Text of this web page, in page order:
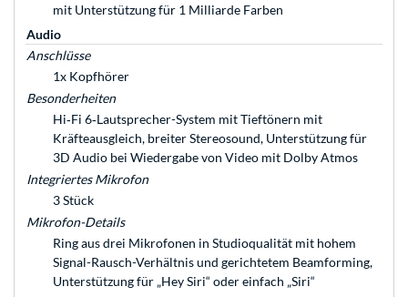
mit Unterstützung für 1 Milliarde Farben
Audio
Anschlüsse
1x Kopfhörer
Besonderheiten
Hi‑Fi 6‑Laut­sprecher-System mit Tieftönern mit
Kräfteausgleich, breiter Stereosound, Unterstützung für
3D Audio bei Wiedergabe von Video mit Dolby Atmos
Integriertes Mikrofon
3 Stück
Mikrofon-Details
Ring aus drei Mikrofonen in Studioqualität mit hohem
Signal-Rausch-Verhältnis und gerichtetem Beamforming,
Unterstützung für „Hey Siri“ oder ein­fach „Siri“